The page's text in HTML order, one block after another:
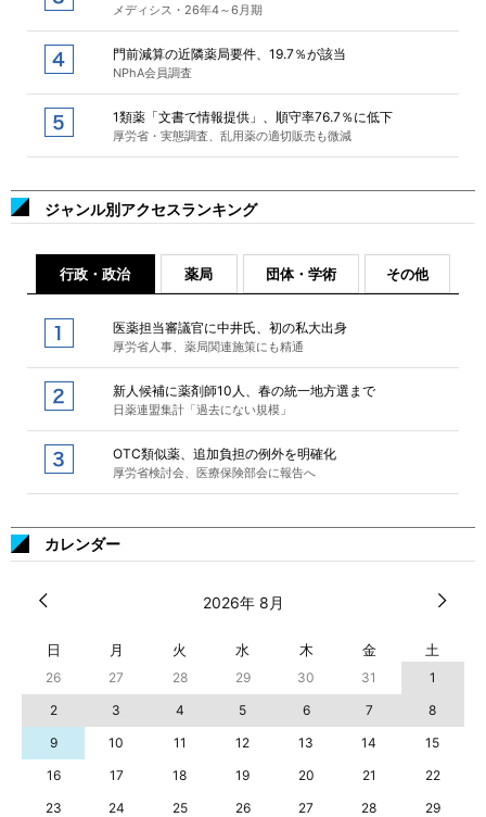
メディシス・26年4～6月期
門前減算の近隣薬局要件、19.7％が該当
NPhA会員調査
1類薬「文書で情報提供」、順守率76.7％に低下
厚労省・実態調査、乱用薬の適切販売も微減
ジャンル別アクセスランキング
行政・政治 薬局 団体・学術 その他
医薬担当審議官に中井氏、初の私大出身
厚労省人事、薬局関連施策にも精通
新人候補に薬剤師10人、春の統一地方選まで
日薬連盟集計「過去にない規模」
OTC類似薬、追加負担の例外を明確化
厚労省検討会、医療保険部会に報告へ
カレンダー
2026年 8月
日 月 火 水 木 金 土
26 27 28 29 30 31
1
2
3 4 5 6 7
8
9
10 11 12 13 14
15
16
17 18 19 20 21
22
23
24 25 26 27 28
29